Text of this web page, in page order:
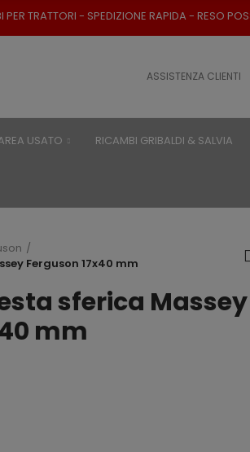
- SPEDIZIONE RAPIDA - RESO POSSIBILE
ASSISTENZA CLIENTI
USATO RICAMBI GRIBALDI & SALVIA
Ferguson 17x40 mm
sferica Massey
mm